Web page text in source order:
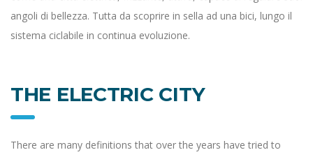
angoli di bellezza. Tutta da scoprire in sella ad una bici, lungo il
sistema ciclabile in continua evoluzione.
THE ELECTRIC CITY
There are many definitions that over the years have tried to